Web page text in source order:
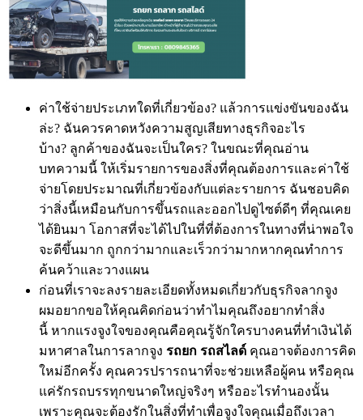
ค่าใช้จ่ายประเภทใดที่เกี่ยวข้อง? แล้วการแข่งขันของฉัน
ล่ะ? ฉันควรคาดหวังความสูญเสียทางธุรกิจอะไร
บ้าง? ลูกค้าของฉันจะเป็นใคร? ในขณะที่คุณอ่าน
บทความนี้ ให้เริ่มรายการของสิ่งที่คุณต้องการและค่าใช้
จ่ายโดยประมาณที่เกี่ยวข้องกับแต่ละรายการ ฉันชอบคิด
ว่าสิ่งนี้เหมือนกับการขึ้นรถและออกไปดูไซต์ดีๆ ที่คุณเคย
ได้ยินมา โอกาสที่จะได้ไปในที่ที่ต้องการในทางที่น่าพอใจ
จะดีขึ้นมาก ถูกกว่ามากและเร็วกว่ามากหากคุณทำการ
ค้นคว้าและวางแผน
ก่อนที่เราจะลงรายละเอียดทั้งหมดเกี่ยวกับธุรกิจลากจูง
ผมอยากขอให้คุณคิดก่อนว่าทำไมคุณถึงอยากทำสิ่ง
นี้ หากแรงจูงใจของคุณคือคุณรู้จักใครบางคนที่ทำเงินได้
มหาศาลในการลากจูง รถยก รถสไลด์ คุณอาจต้องการคิด
ใหม่อีกครั้ง คุณควรปรารถนาที่จะช่วยเหลือผู้คน หรือคุณ
แค่รักรถบรรทุกขนาดใหญ่จริงๆ หรืออะไรทำนองนั้น
เพราะคุณจะต้องรักในสิ่งที่ทำเพื่อจูงใจคุณเมื่อถึงเวลา